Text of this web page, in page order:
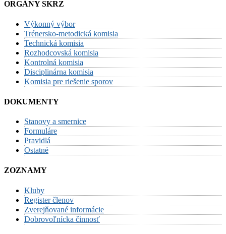
ORGÁNY SKRZ
Výkonný výbor
Trénersko-metodická komisia
Technická komisia
Rozhodcovská komisia
Kontrolná komisia
Disciplinárna komisia
Komisia pre riešenie sporov
DOKUMENTY
Stanovy a smernice
Formuláre
Pravidlá
Ostatné
ZOZNAMY
Kluby
Register členov
Zverejňované informácie
Dobrovoľnícka činnosť